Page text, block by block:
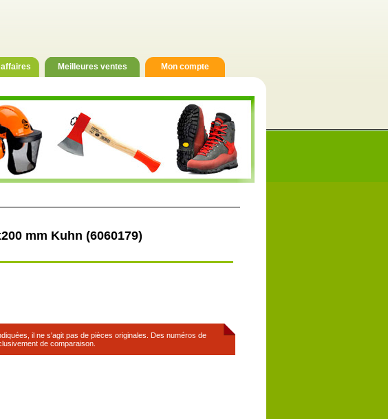
Meilleures ventes Mon compte
mm Kuhn (6060179)
il ne s'agit pas de pièces originales. Des numéros de
de comparaison.